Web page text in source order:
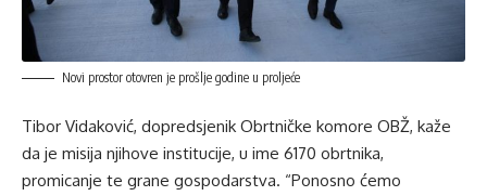
Novi prostor otovren je prošlje godine u proljeće
Tibor Vidaković, dopredsjenik Obrtničke komore OBŽ, kaže
da je misija njihove institucije, u ime 6170 obrtnika,
promicanje te grane gospodarstva. “Ponosno ćemo